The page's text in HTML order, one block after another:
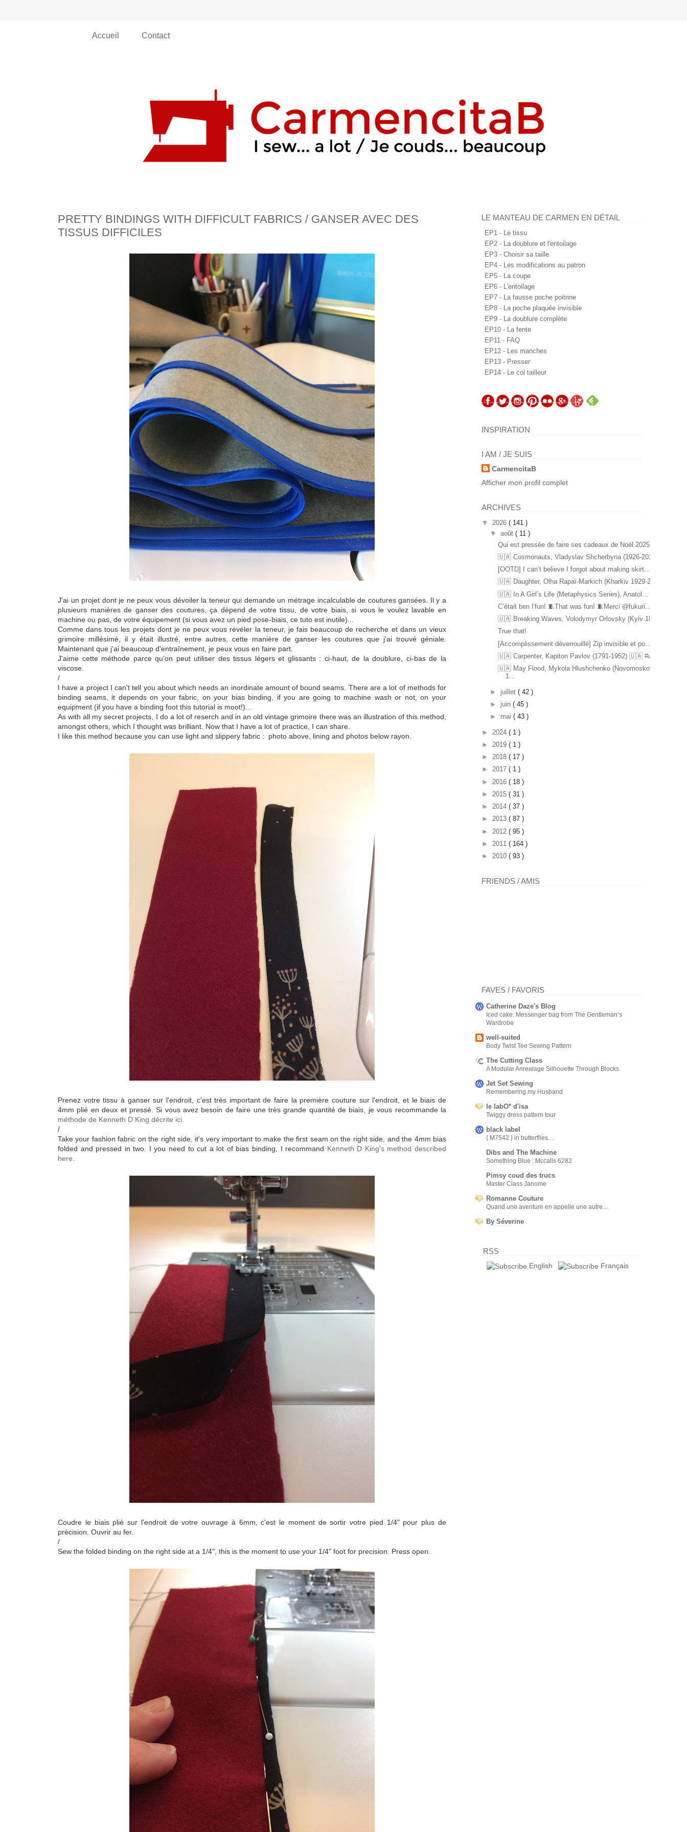
Accueil Contact
PRETTY BINDINGS WITH DIFFICULT FABRICS / GANSER AVEC DES
TISSUS DIFFICILES
J'ai un projet dont je ne peux vous dévoiler la teneur qui demande un métrage incalculable de coutures gansées. Il y a
plusieurs manières de ganser des coutures, ça dépend de votre tissu, de votre biais, si vous le voulez lavable en
machine ou pas, de votre équipement (si vous avez un pied pose-biais, ce tuto est inutile)...
Comme dans tous les projets dont je ne peux vous révéler la teneur, je fais beaucoup de recherche et dans un vieux
grimoire millésimé, il y était illustré, entre autres, cette manière de ganser les coutures que j'ai trouvé géniale.
Maintenant que j'ai beaucoup d'entraînement, je peux vous en faire part.
J'aime cette méthode parce qu'on peut utiliser des tissus légers et glissants : ci-haut, de la doublure, ci-bas de la
viscose.
/
I have a project I can't tell you about which needs an inordinate amount of bound seams. There are a lot of methods for
binding seams, it depends on your fabric, on your bias binding, if you are going to machine wash or not, on your
equipment (if you have a binding foot this tutorial is moot!)...
As with all my secret projects, I do a lot of reserch and in an old vintage grimoire there was an illustration of this method,
amongst others, which I thought was brilliant. Now that I have a lot of practice, I can share.
I like this method because you can use light and slippery fabric : photo above, lining and photos below rayon.
Prenez votre tissu à ganser sur l'endroit, c'est très important de faire la première couture sur l'endroit, et le biais de
4mm plié en deux et pressé. Si vous avez besoin de faire une très grande quantité de biais, je vous recommande la
méthode de Kenneth D King décrite ici.
/
Take your fashion fabric on the right side, it's very important to make the first seam on the right side, and the 4mm bias
folded and pressed in two. I you need to cut a lot of bias binding, I recommand Kenneth D King's method described
here.
Coudre le biais plié sur l'endroit de votre ouvrage à 6mm, c'est le moment de sortir votre pied 1/4" pour plus de
précision. Ouvrir au fer.
/
Sew the folded binding on the right side at a 1/4", this is the moment to use your 1/4" foot for precision. Press open.
LE MANTEAU DE CARMEN EN DÉTAIL
EP1 - Le tissu
EP2 - La doublure et l'entoilage
EP3 - Choisir sa taille
EP4 - Les modifications au patron
EP5 - La coupe
EP6 - L'entoilage
EP7 - La fausse poche poitrine
EP8 - La poche plaquée invisible
EP9 - La doublure complète
EP10 - La fente
EP11 - FAQ
EP12 - Les manches
EP13 - Presser
EP14 - Le col tailleur
INSPIRATION
I AM / JE SUIS
CarmencitaB
Afficher mon profil complet
ARCHIVES
▼ 2026 ( 141 )
▼ août ( 11 )
Qui est pressée de faire ses cadeaux de Noël 2025 ...
🇺🇦 Cosmonauts, Vladyslav Shcherbyna (1926-2017) ...
[OOTD] I can’t believe I forgot about making skirt...
🇺🇦 Daughter, Olha Rapaï-Markich (Kharkiv 1929-20...
🇺🇦 In A Girl’s Life (Metaphysics Series), Anatol...
C’était ben l’fun! 🧵That was fun! 🧵Merci @fukuri...
🇺🇦 Breaking Waves, Volodymyr Orlovsky (Kyiv 1842...
True that!
[Accomplissement déverrouillé] Zip invisible et po...
🇺🇦 Carpenter, Kapiton Pavlov (1791-1952) 🇺🇦 #u...
🇺🇦 May Flood, Mykola Hlushchenko (Novomoskovsk
1...
► juillet ( 42 )
► juin ( 45 )
► mai ( 43 )
► 2024 ( 1 )
► 2019 ( 1 )
► 2018 ( 17 )
► 2017 ( 1 )
► 2016 ( 18 )
► 2015 ( 31 )
► 2014 ( 37 )
► 2013 ( 87 )
► 2012 ( 95 )
► 2011 ( 164 )
► 2010 ( 93 )
FRIENDS / AMIS
FAVES / FAVORIS
Catherine Daze's Blog
Iced cake: Messenger bag from The Gentleman’s
Wardrobe
well-suited
Body Twist Tee Sewing Pattern
The Cutting Class
A Modular Anrealage Silhouette Through Blocks
Jet Set Sewing
Remembering my Husband
le labO* d'isa
Twiggy dress pattern tour
black label
{ M7542 } in butterflies…
Dibs and The Machine
Something Blue : Mccalls 6282
Pimsy coud des trucs
Master Class Janome
Romanne Couture
Quand une aventure en appelle une autre...
By Séverine
RSS
English Français